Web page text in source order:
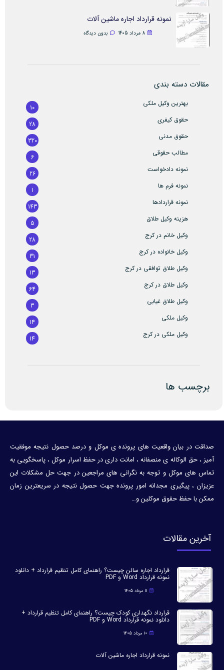
نمونه قرارداد اجاره ماشین آلات
8 مرداد 1405 بدون دیدگاه
مقالات دسته بندی
بهترین وکیل ملکی
10
حقوق کیفری
28
حقوق مدنی
320
مطالب حقوقی
6
نمونه دادخواست
26
نمونه فرم ها
1
نمونه قراردادها
143
هزینه وکیل طلاق
5
وکیل خانم در کرج
28
وکیل خانواده در کرج
31
وکیل طلاق توافقی در کرج
13
وکیل طلاق در کرج
64
وکیل طلاق غیابی
3
وکیل ملکی
14
وکیل ملکی در کرج
14
برچسب ها
صداقت در بیان واقعیت های پرونده ی موکل و درصد حصول نتیجه موفقیت
آمیز ، حق الوکاله ی منصفانه ، امانت داری در حفظ اسرار موکل ، پاسخگویی به
تماس های موکل و توجه به نگرانی های مراجعین در جهت حل مشکلات این
عزیزان ، پیگیری مجدانه امور پرونده جهت حصول نتیجه در سریعترین زمان
ممکن با حفظ حقوق موکلین و…
آخرین مقالات
قرارداد اجاره سالن چیست؟ راهنمای کامل تنظیم قرارداد + دانلود
نمونه قرارداد Word و PDF
11 مرداد 1405
قرارداد نگهداری کودک چیست؟ راهنمای کامل تنظیم قرارداد +
دانلود نمونه قرارداد Word و PDF
10 مرداد 1405
نمونه قرارداد اجاره ماشین آلات